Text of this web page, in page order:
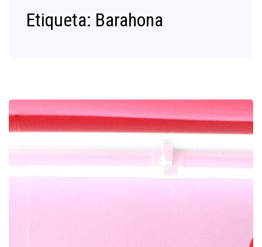
Etiqueta: Barahona